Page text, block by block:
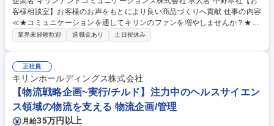
客様相談室】お客様のお声をもとにより良い商品づくりへ貢献 仕事の内容
≪★コミュニケーションを通してキリンのファンを増やしませんか？★≫
お客様のお声をより良い商品づくりに活かしていく上で、窓口となるお客
って対応、情報提供するとともにグループ内活動に反映しています。 【具
体的には】電話応対、メール、お手紙対応、ご指摘品調査報告書作成、有
人チャットボット対応など。 【1日の対応件数】■電話：月間一人当たり
平均100件前後■メール・手紙：同上40件前後 募集職種 中野本社【お客様
相談室】お客様のお声をもとにより良い商品づくりへ貢献
業界未経験歓迎 退職金あり 土日祝休み
正社員
キリンホールディングス株式会社
【物流戦略企画~実行/チルド】注力中のヘルスサイエン
ス領域の物流を支える 物流企画/管理
月給35万円以上